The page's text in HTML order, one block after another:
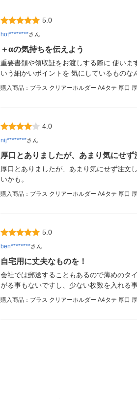
5.0
hot********さん
＋αの気持ちを伝えよう
重要書類や領収証をお渡しする際に 使い
いう細かいポイントを 気にしているものな
購入商品：プラス クリアーホルダー A4タテ 厚口
4.0
nij********さん
厚口とありましたが、あまり気にせ
厚口とありましたが、あまり気にせず注文
いかも。
購入商品：プラス クリアーホルダー A4タテ 厚口
5.0
ben********さん
自宅用に丈夫なものを！
会社では郵送することもあるので薄めのタ
がる事もないですし、少ない枚数を入れる
購入商品：プラス クリアーホルダー A4タテ 厚口